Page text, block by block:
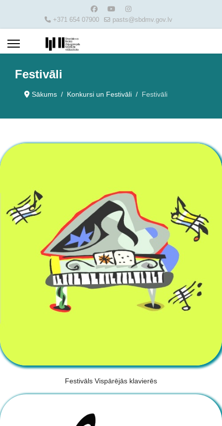
+371 654 07900 pasts@sbdmv.gov.lv
Festivāli
Sākums Konkursi un Festivāli Festivāli
Festivāls Vispārējās klavierēs